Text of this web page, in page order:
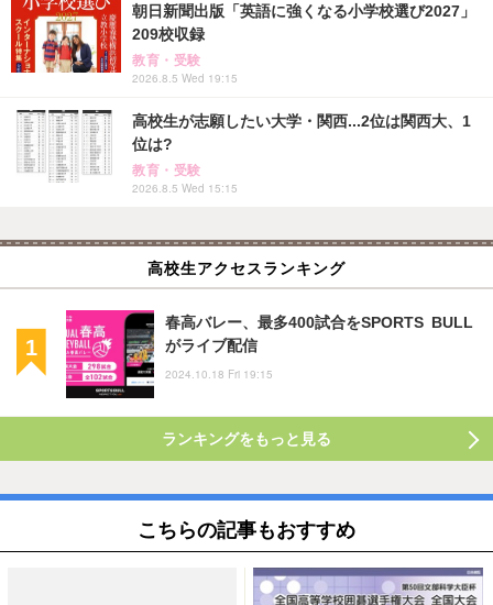
朝日新聞出版「英語に強くなる小学校選び2027」
209校収録
教育・受験
2026.8.5 Wed 19:15
高校生が志願したい大学・関西...2位は関西大、1
位は?
教育・受験
2026.8.5 Wed 15:15
高校生アクセスランキング
春高バレー、最多400試合をSPORTS BULL
がライブ配信
2024.10.18 Fri 19:15
ランキングをもっと見る
こちらの記事もおすすめ